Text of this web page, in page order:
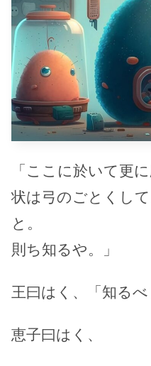
「ここに於いて更
状は弓のごとくし
と。
則ち知るや。」
王曰はく、「知るべ
恵子曰はく、